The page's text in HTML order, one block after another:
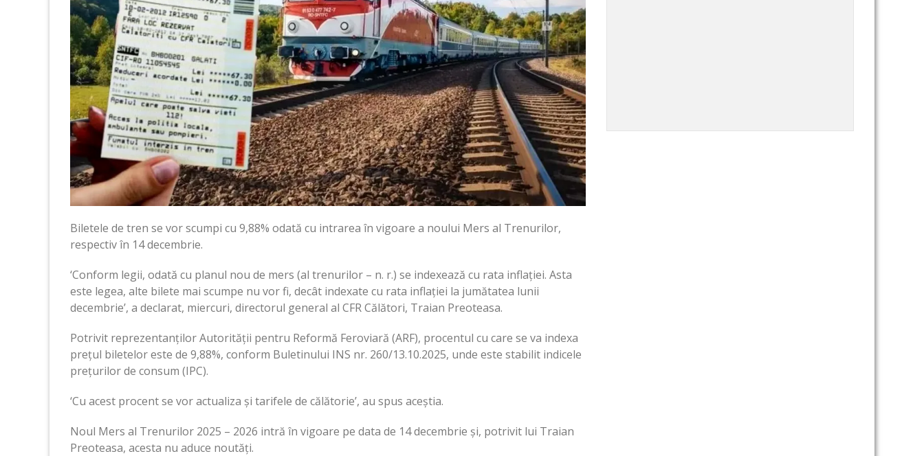
Biletele de tren se vor scumpi cu 9,88% odată cu intrarea în vigoare a noului Mers al Trenurilor,
respectiv în 14 decembrie.
‘Conform legii, odată cu planul nou de mers (al trenurilor – n. r.) se indexează cu rata inflației. Asta
este legea, alte bilete mai scumpe nu vor fi, decât indexate cu rata inflației la jumătatea lunii
decembrie’, a declarat, miercuri, directorul general al CFR Călători, Traian Preoteasa.
Potrivit reprezentanților Autorității pentru Reformă Feroviară (ARF), procentul cu care se va indexa
prețul biletelor este de 9,88%, conform Buletinului INS nr. 260/13.10.2025, unde este stabilit indicele
prețurilor de consum (IPC).
‘Cu acest procent se vor actualiza și tarifele de călătorie’, au spus aceștia.
Noul Mers al Trenurilor 2025 – 2026 intră în vigoare pe data de 14 decembrie și, potrivit lui Traian
Preoteasa, acesta nu aduce noutăți.